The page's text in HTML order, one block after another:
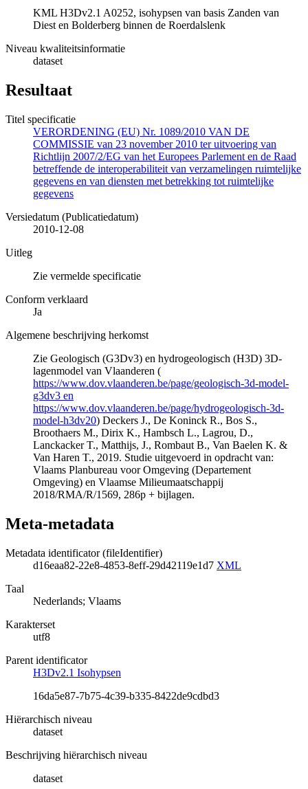
KML H3Dv2.1 A0252, isohypsen van basis Zanden van
Diest en Bolderberg binnen de Roerdalslenk
Niveau kwaliteitsinformatie
dataset
Resultaat
Titel specificatie
VERORDENING (EU) Nr. 1089/2010 VAN DE
COMMISSIE van 23 november 2010 ter uitvoering van
Richtlijn 2007/2/EG van het Europees Parlement en de Raad
betreffende de interoperabiliteit van verzamelingen ruimtelijke
gegevens en van diensten met betrekking tot ruimtelijke
gegevens
Versiedatum (Publicatiedatum)
2010-12-08
Uitleg
Zie vermelde specificatie
Conform verklaard
Ja
Algemene beschrijving herkomst
Zie Geologisch (G3Dv3) en hydrogeologisch (H3D) 3D-
lagenmodel van Vlaanderen (
https://www.dov.vlaanderen.be/page/geologisch-3d-model-
g3dv3 en
https://www.dov.vlaanderen.be/page/hydrogeologisch-3d-
model-h3dv20) Deckers J., De Koninck R., Bos S.,
Broothaers M., Dirix K., Hambsch L., Lagrou, D.,
Lanckacker T., Matthijs, J., Rombaut B., Van Baelen K. &
Van Haren T., 2019. Studie uitgevoerd in opdracht van:
Vlaams Planbureau voor Omgeving (Departement
Omgeving) en Vlaamse Milieumaatschappij
2018/RMA/R/1569, 286p + bijlagen.
Meta-metadata
Metadata identificator (fileIdentifier)
d16eaa82-22e8-4853-8eff-29d42119e1d7 XML
Taal
Nederlands; Vlaams
Karakterset
utf8
Parent identificator
H3Dv2.1 Isohypsen
16da5e87-7b75-4c39-b335-8422de9cdbd3
Hiërarchisch niveau
dataset
Beschrijving hiërarchisch niveau
dataset